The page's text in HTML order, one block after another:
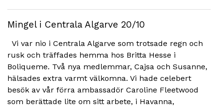
Mingel i Centrala Algarve 20/10
Vi var nio i Centrala Algarve som trotsade regn och
rusk och träffades hemma hos Britta Hesse i
Boliqueme. Två nya medlemmar, Cajsa och Susanne,
hälsades extra varmt välkomna. Vi hade celebert
besök av vår förra ambassadör Caroline Fleetwood
som berättade lite om sitt arbete, i Havanna,